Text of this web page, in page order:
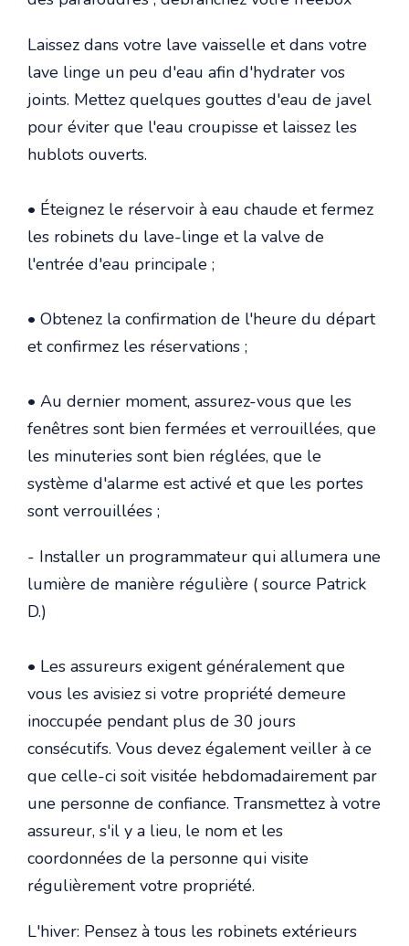
Laissez dans votre lave vaisselle et dans votre
lave linge un peu d'eau afin d'hydrater vos
joints. Mettez quelques gouttes d'eau de javel
pour éviter que l'eau croupisse et laissez les
hublots ouverts.
• Éteignez le réservoir à eau chaude et fermez
les robinets du lave-linge et la valve de
l'entrée d'eau principale ;
• Obtenez la confirmation de l'heure du départ
et confirmez les réservations ;
• Au dernier moment, assurez-vous que les
fenêtres sont bien fermées et verrouillées, que
les minuteries sont bien réglées, que le
système d'alarme est activé et que les portes
sont verrouillées ;
- Installer un programmateur qui allumera une
lumière de manière régulière ( source Patrick
D.)
• Les assureurs exigent généralement que
vous les avisiez si votre propriété demeure
inoccupée pendant plus de 30 jours
consécutifs. Vous devez également veiller à ce
que celle-ci soit visitée hebdomadairement par
une personne de confiance. Transmettez à votre
assureur, s'il y a lieu, le nom et les
coordonnées de la personne qui visite
régulièrement votre propriété.
L'hiver: Pensez à tous les robinets extérieurs